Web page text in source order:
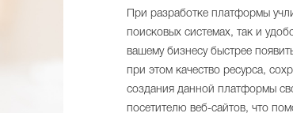
При разработке платформы
поисковых системах, так и
вашему бизнесу быстрее
при этом качество ресурса,
создания данной платформы
посетителю веб-сайтов, что